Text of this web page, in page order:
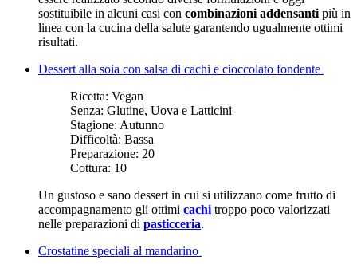
sostituibile in alcuni casi con combinazioni addensanti più in
linea con la cucina della salute garantendo ugualmente ottimi
risultati.
Dessert alla soia con salsa di cachi e cioccolato fondente
Ricetta: Vegan
Senza: Glutine, Uova e Latticini
Stagione: Autunno
Difficoltà: Bassa
Preparazione: 20
Cottura: 10
Un gustoso e sano dessert in cui si utilizzano come frutto di
accompagnamento gli ottimi cachi troppo poco valorizzati
nelle preparazioni di pasticceria.
Crostatine speciali al mandarino